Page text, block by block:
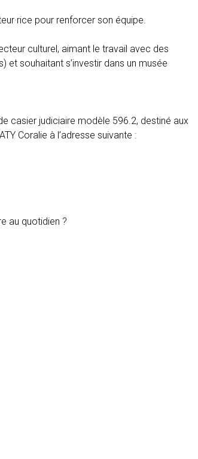
pour renforcer son équipe.
culturel, aimant le travail avec des
et souhaitant s’investir dans un musée
casier judiciaire modèle 596.2, destiné aux
Coralie à l’adresse suivante :
au quotidien ?